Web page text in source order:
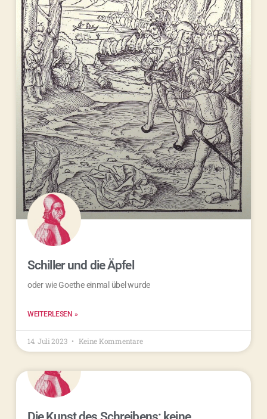
Schiller und die Äpfel
oder wie Goethe einmal übel wurde
WEITERLESEN »
14. Juli 2023 Keine Kommentare